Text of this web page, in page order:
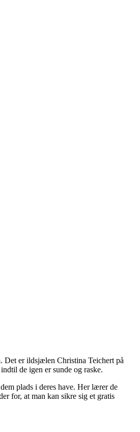
Det er ildsjælen Christina Teichert på
de igen er sunde og raske.
plads i deres have. Her lærer de
for, at man kan sikre sig et gratis